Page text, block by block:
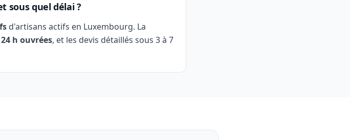
sous quel délai ?
d'artisans actifs en Luxembourg. La
24 h ouvrées, et les devis détaillés sous 3 à 7